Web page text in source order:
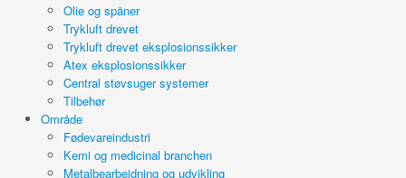
Olie og spåner
Trykluft drevet
Trykluft drevet eksplosionssikker
Atex eksplosionssikker
Central støvsuger systemer
Tilbehør
Område
Fødevareindustri
Kemi og medicinal branchen
Metalbearbejdning og udvikling